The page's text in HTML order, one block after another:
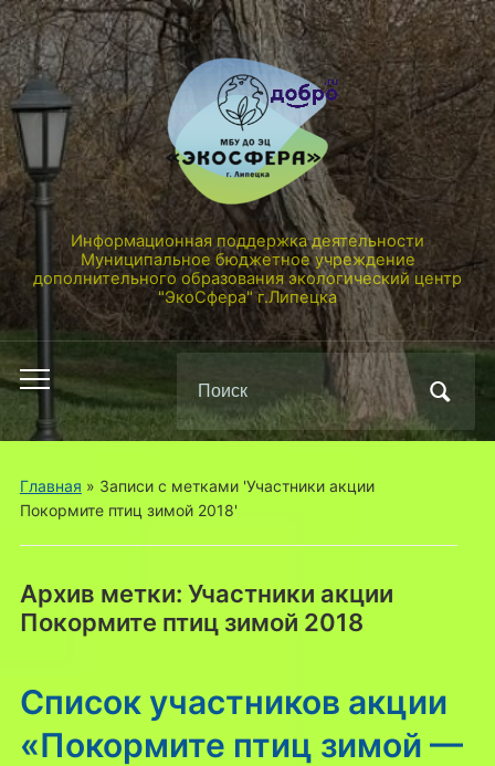
Информационная поддержка деятельности
Муниципальное бюджетное учреждение
дополнительного образования экологический центр
"ЭкоСфера" г.Липецка
Переключить
мобильное
меню
по:
Главная » Записи с метками 'Участники акции
Покормите птиц зимой 2018'
Архив метки: Участники акции
Покормите птиц зимой 2018
Список участников акции
«Покормите птиц зимой —